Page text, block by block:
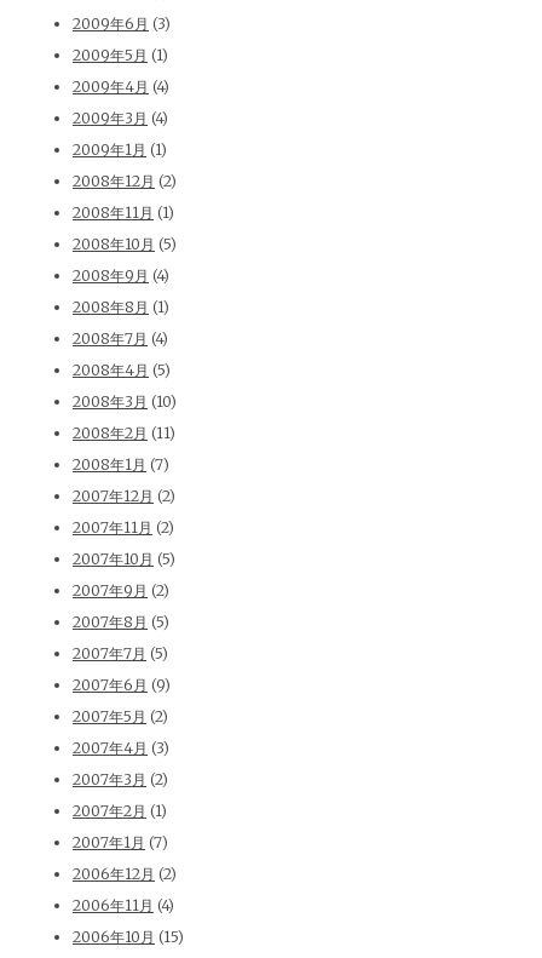
2009年6月 (3)
2009年5月 (1)
2009年4月 (4)
2009年3月 (4)
2009年1月 (1)
2008年12月 (2)
2008年11月 (1)
2008年10月 (5)
2008年9月 (4)
2008年8月 (1)
2008年7月 (4)
2008年4月 (5)
2008年3月 (10)
2008年2月 (11)
2008年1月 (7)
2007年12月 (2)
2007年11月 (2)
2007年10月 (5)
2007年9月 (2)
2007年8月 (5)
2007年7月 (5)
2007年6月 (9)
2007年5月 (2)
2007年4月 (3)
2007年3月 (2)
2007年2月 (1)
2007年1月 (7)
2006年12月 (2)
2006年11月 (4)
2006年10月 (15)